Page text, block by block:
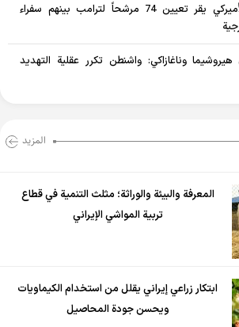
مجلس الشيوخ الأميركي يقر تعيين 74 مرشحاً لترامب بينهم سفراء
وناغازاكي: واشنطن تكرر عقلية التهديد
المزید
المعرفة والبيئة والوراثة؛ مثلث التنمية في قطاع
تربية المواشي الإيراني
ابتكار زراعي إيراني يقلل من استخدام الكيماويات
ويحسن جودة المحاصيل